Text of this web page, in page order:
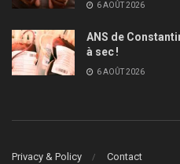
6 AOÛT 2026
ANS de
à sec !
6 AOÛT 2026
Privacy & Policy Contact